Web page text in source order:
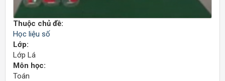
Thuộc chủ đề:
Học liệu số
Lớp:
Lớp Lá
Môn học:
Toán